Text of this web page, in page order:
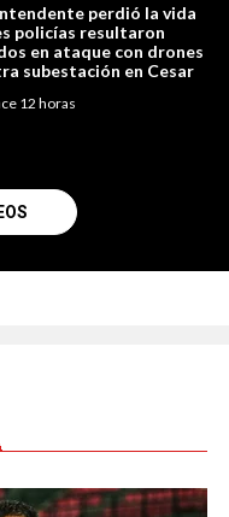
perdió la vida
policías resultaron
en ataque con drones
subestación en Cesar
12 horas